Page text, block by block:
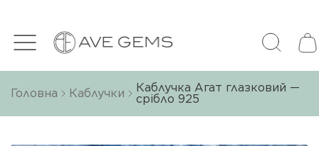
Головна Каблучки
Каблучка Агат глазковий —
срібло 925